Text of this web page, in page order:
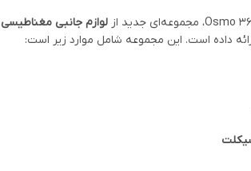
لوازم جانبی مغناطیسی
داده است. این مجموعه شامل موارد زیر است: